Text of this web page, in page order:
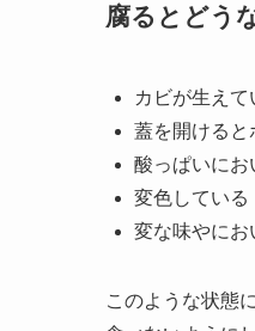
腐るとどう
カビが生えて
蓋を開けると
酸っぱいにお
変色している
変な味やにお
このような状態